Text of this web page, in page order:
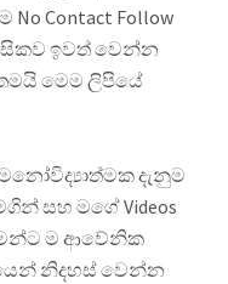
Contact Follow
ඉවත් වෙන්න
මෙම ලිපියේ
මනෝවිද්‍යාත්මක දැනුම
සහ මගේ Videos
ම ආවේනික
නිදහස් වෙන්න